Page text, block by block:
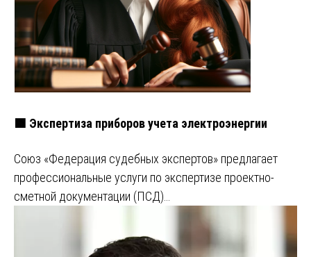
🟩 Экспертиза приборов учета электроэнергии
Союз «Федерация судебных экспертов» предлагает
профессиональные услуги по экспертизе проектно-
сметной документации (ПСД)…